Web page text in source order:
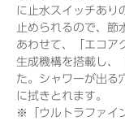
に止水スイッチあり
止められるので、節
あわせて、「エコア
生成機構を搭載し、
た。シャワーが出る
に拭きとれます。
※「ウルトラファイ